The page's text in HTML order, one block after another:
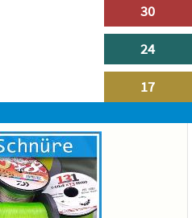
30
24
17